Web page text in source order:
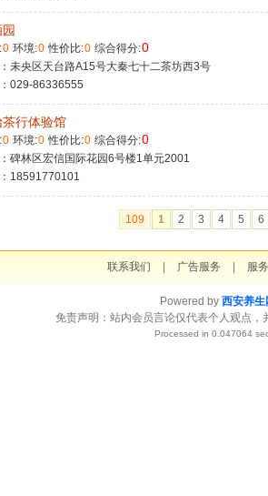
0 环境:0 性价比:0 综合得分:0
未央区天台路A15号大秦七十二茶坊西3号
029-86336555
茶行体验馆
0 环境:0 性价比:0 综合得分:0
碑林区宏信国际花园6号楼1单元2001
18591770101
109 1 2 3 4 5 6
联系我们 广告服务 服
Powered by 西安养生
免责声明：站内会员言论仅代表个人观点
Processed in 0.047064